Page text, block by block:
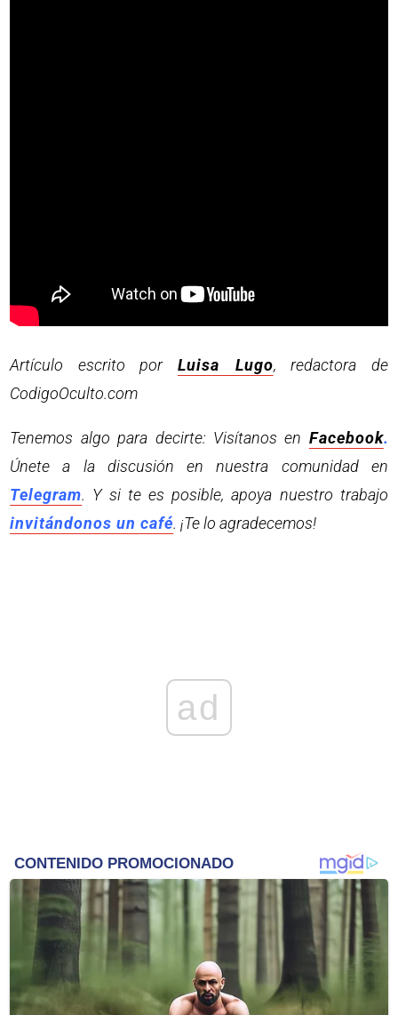
Artículo escrito por Luisa Lugo, redactora de
CodigoOculto.com
Tenemos algo para decirte: Visítanos en Facebook.
Únete a la discusión en nuestra comunidad en
Telegram. Y si te es posible, apoya nuestro trabajo
invitándonos un café. ¡Te lo agradecemos!
ad